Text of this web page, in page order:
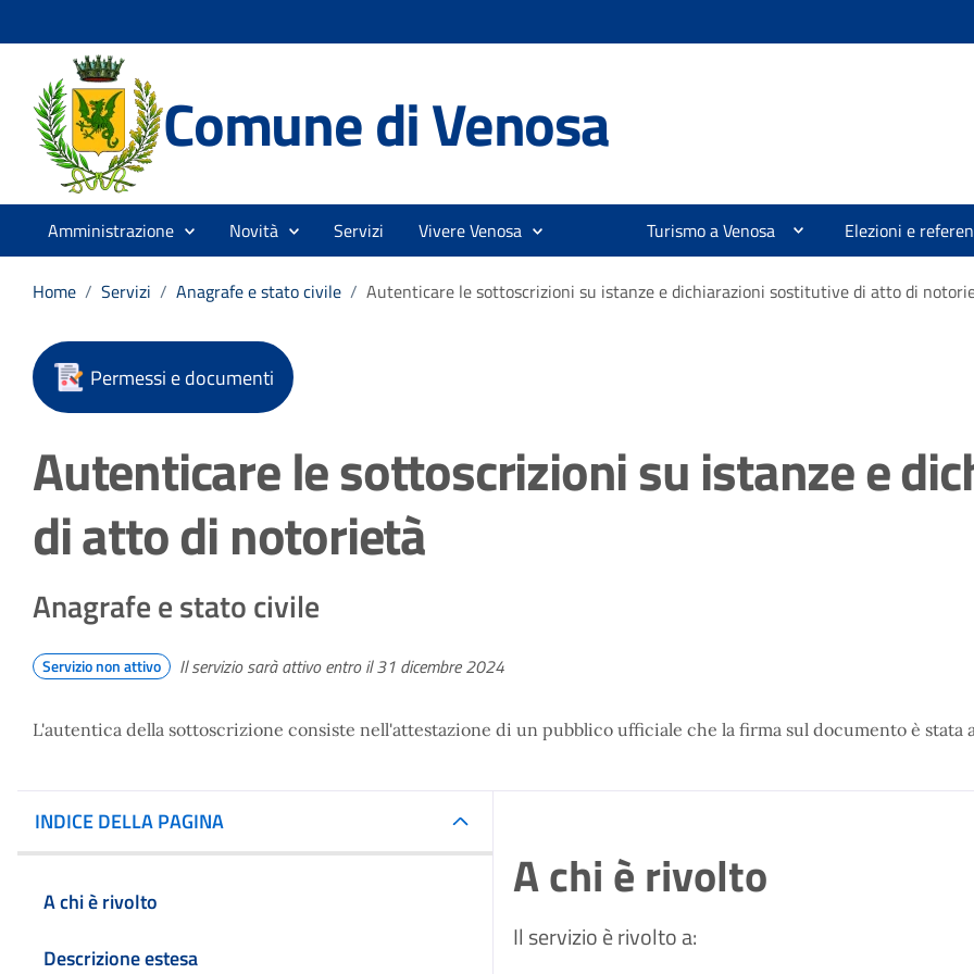
Comune di Venosa
Amministrazione Novità Servizi Vivere Venosa Turismo a Venosa Elezioni e
Home / Servizi / Anagrafe e stato civile / Autenticare le sottoscrizioni su istanze e dichiarazioni sostitutive di atto di
Permessi e documenti
Autenticare le sottoscrizioni su istanze e
di atto di notorietà
Anagrafe e stato civile
Servizio non attivo Il servizio sarà attivo entro il 31 dicembre 2024
L'autentica della sottoscrizione consiste nell'attestazione di un pubblico ufficiale che la firma sul documento è stata
INDICE DELLA PAGINA
A chi è rivolto
Descrizione estesa
A chi è rivolto
Il servizio è rivolto a: